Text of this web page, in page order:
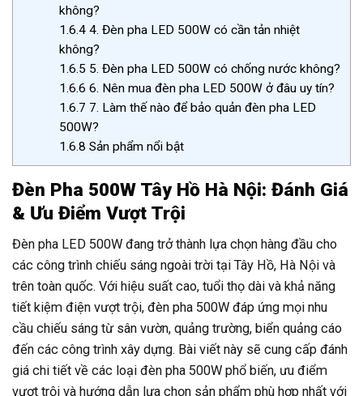
không?
1.6.44. Đèn pha LED 500W có cần tản nhiệt
không?
1.6.5 5. Đèn pha LED 500W có chống nước không?
1.6.6 6. Nên mua đèn pha LED 500W ở đâu uy tín?
1.6.7 7. Làm thế nào để bảo quản đèn pha LED
500W?
1.6.8 Sản phẩm nổi bật
Đèn Pha 500W Tây Hồ Hà Nội: Đánh Giá
& Ưu Điểm Vượt Trội
Đèn pha LED 500W đang trở thành lựa chọn hàng đầu cho
các công trình chiếu sáng ngoài trời tại Tây Hồ, Hà Nội và
trên toàn quốc. Với hiệu suất cao, tuổi thọ dài và khả năng
tiết kiệm điện vượt trội, đèn pha 500W đáp ứng mọi nhu
cầu chiếu sáng từ sân vườn, quảng trường, biển quảng cáo
đến các công trình xây dựng. Bài viết này sẽ cung cấp đánh
giá chi tiết về các loại đèn pha 500W phổ biến, ưu điểm
vượt trội và hướng dẫn lựa chọn sản phẩm phù hợp nhất với